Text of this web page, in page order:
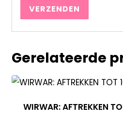
Gerelateerde
WIRWAR: AFTREKKEN